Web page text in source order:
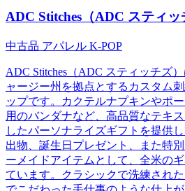
ADC Stitches（ADC スティッ
中古品 アパレル K-POP
ADC Stitches（ADC スティッチズ
ャージー州を拠点とするカスタム
ップです。カクテルナプキンやポ
用のバンダナなど、高品質なテキ
したパーソナライズギフトを提供
出物、誕生日プレゼント、また特
ーメイドアイテムとして、全米の
ています。クラシックで洗練され